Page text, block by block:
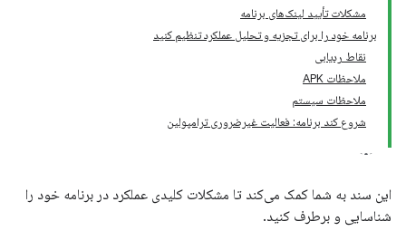
مشکلات تأیید لینک‌های برنامه
برنامه خود را برای تجزیه و تحلیل عملکرد تنظیم کنید
نقاط ردیابی
ملاحظات APK
ملاحظات سیستم
شروع کند برنامه: فعالیت غیرضروری ترامپولین
این سند به شما کمک می‌کند تا مشکلات کلیدی عملکرد در برنامه خود را
شناسایی و برطرف کنید.